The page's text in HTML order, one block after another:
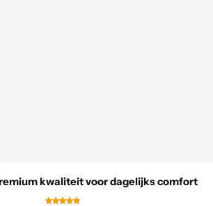
kwaliteit voor dagelijks comfort